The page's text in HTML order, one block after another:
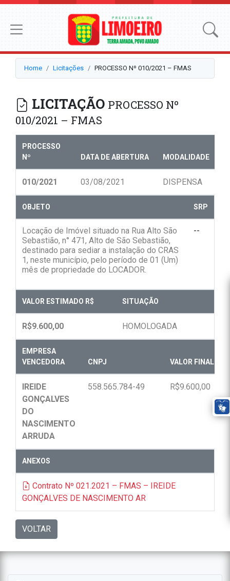
Home Licitações PROCESSO Nº 010/2021 – FMAS
LICITAÇÃO PROCESSO Nº
010/2021 – FMAS
PROCESSO
Nº
DATA DE ABERTURA MODALIDADE
010/2021 03/08/2021 DISPENSA
OBJETO SRP
Locação de Imóvel situado na Rua Alto São
Sebastião, n° 471, Alto de São Sebastião,
destinado para sediar a instalação do CRAS
1, neste município, pelo período de 01 (Um)
mês de propriedade do LOCADOR.
--
VALOR ESTIMADO R$ SITUAÇÃO
R$9.600,00 HOMOLOGADA
EMPRESA
VENCEDORA
CNPJ VALOR FINAL R$
IREIDE
GONÇALVES
DO
NASCIMENTO
ARRUDA
558.565.784-49 R$9.600,00
ANEXOS
Contrato Nº 021.2021 – FMAS – IREIDE
GONÇALVES DE NASCIMENTO AR
VOLTAR